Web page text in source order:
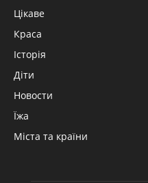
Цікаве
Краса
Історія
Діти
Новости
Їжа
Міста та країни